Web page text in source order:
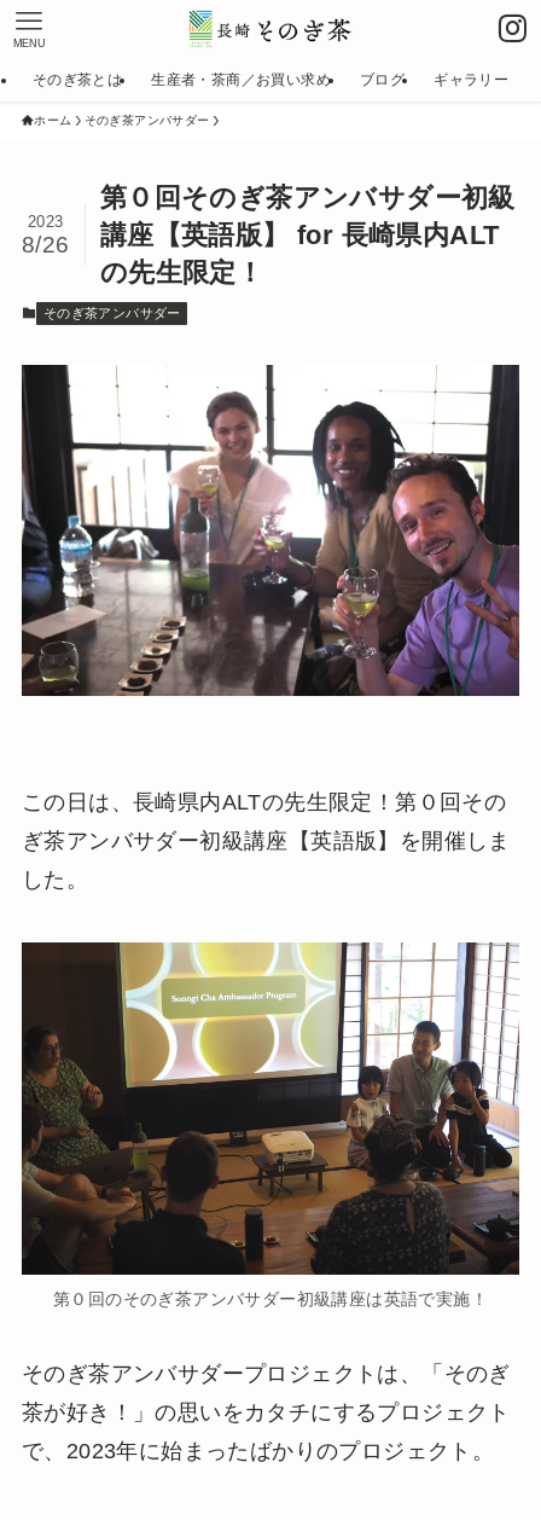
MENU
そのぎ茶とは 生産者・茶商／お買い求め ブログ ギャラリー
ホーム そのぎ茶アンバサダー
第０回そのぎ茶アンバサダー初級
講座【英語版】 for 長崎県内ALT
の先生限定！
2023
8/26
そのぎ茶アンバサダー
この日は、長崎県内ALTの先生限定！第０回その
ぎ茶アンバサダー初級講座【英語版】を開催しま
した。
第０回のそのぎ茶アンバサダー初級講座は英語で実施！
そのぎ茶アンバサダープロジェクトは、「そのぎ
茶が好き！」の思いをカタチにするプロジェクト
で、2023年に始まったばかりのプロジェクト。